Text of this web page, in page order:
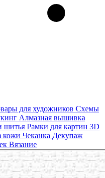
для художников Схемы
Алмазная вышивка
шитья Рамки для картин 3D
кожи Чеканка Декупаж
Вязание